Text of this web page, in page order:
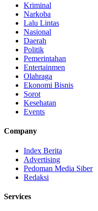
Kriminal
Narkoba
Lalu Lintas
Nasional
Daerah
Politik
Pemerintahan
Entertainmen
Olahraga
Ekonomi Bisnis
Sorot
Kesehatan
Events
Company
Index Berita
Advertising
Pedoman Media Siber
Redaksi
Services